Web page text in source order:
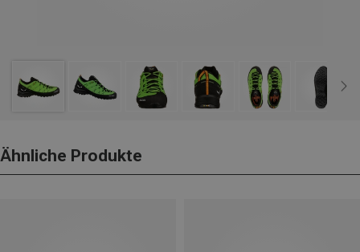
Ähnliche Produkte